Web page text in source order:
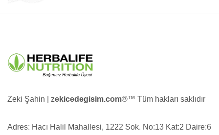
Zeki Şahin | zekicedegisim.com®️™️ Tüm hakları saklıdır
Adres: Hacı Halil Mahallesi, 1222 Sok. No:13 Kat:2 Daire:6